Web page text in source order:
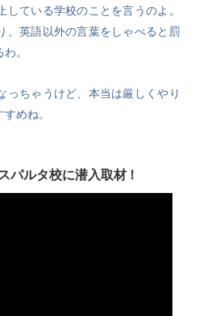
している学校のことを言うのよ。
、英語以外の言葉をしゃべると罰
。
っちゃうけど、本当は厳しくやり
めね。
パルタ校に潜入取材！